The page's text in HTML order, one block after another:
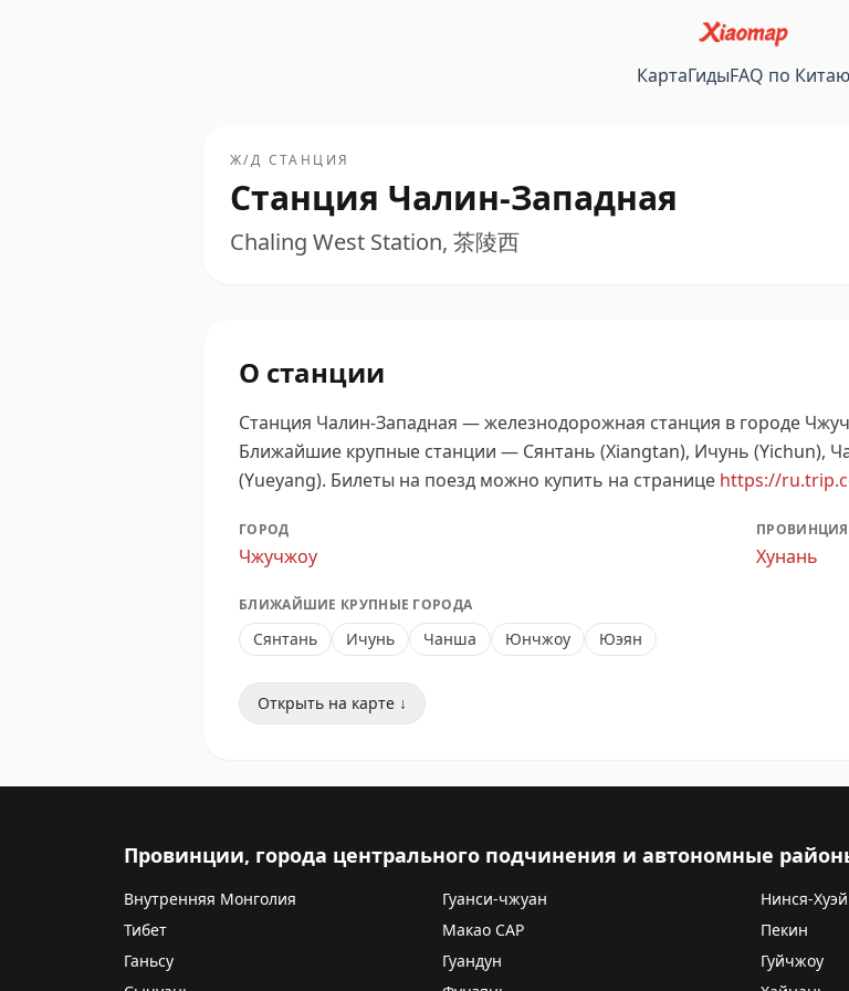
КартаГидыFAQ по Китаю
Ж/Д СТАНЦИЯ
Станция Чалин-Западная
Chaling West Station, 茶陵西
О станции
Станция Чалин-Западная — железнодорожная станция в городе
Ближайшие крупные станции — Сянтань (Xiangtan), Ичунь (Yichun),
(Yueyang). Билеты на поезд можно купить на странице https://
ГОРОД
Чжучжоу
ПРОВИНЦИЯ
Хунань
БЛИЖАЙШИЕ КРУПНЫЕ ГОРОДА
Сянтань Ичунь Чанша Юнчжоу Юэян
Открыть на карте ↓
Провинции, города центрального подчинения и автономные
Внутренняя Монголия Гуанси-чжуан Нинся-Хуэй
Тибет
Макао САР Пекин
Ганьсу
Гуандун Гуйчжоу